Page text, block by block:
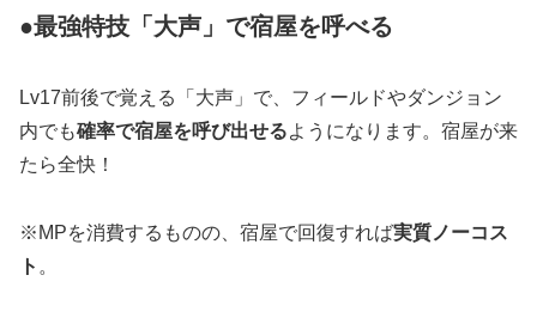
●最強特技「大声」で宿屋を呼べる
Lv17前後で覚える「大声」で、フィールドやダンジョン
内でも確率で宿屋を呼び出せるようになります。宿屋が来
たら全快！
※MPを消費するものの、宿屋で回復すれば実質ノーコス
ト 。